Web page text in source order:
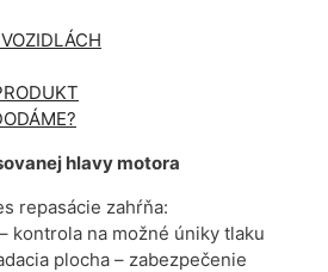
hlavy motora
repasácie zahŕňa:
kontrola na možné úniky tlaku
plocha – zabezpečenie